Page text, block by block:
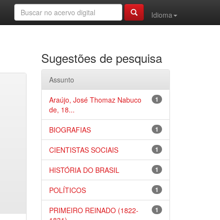
Idioma
Sugestões de pesquisa
Assunto
1
Araújo, José Thomaz Nabuco
de, 18...
1
BIOGRAFIAS
1
CIENTISTAS SOCIAIS
1
HISTÓRIA DO BRASIL
1
POLÍTICOS
1
PRIMEIRO REINADO (1822-